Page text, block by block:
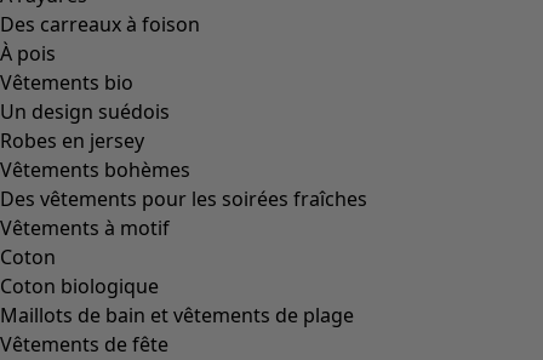
Des carreaux à foison
À pois
Vêtements bio
Un design suédois
Robes en jersey
Vêtements bohèmes
Des vêtements pour les soirées fraîches
Vêtements à motif
Coton
Coton biologique
Maillots de bain et vêtements de plage
Vêtements de fête